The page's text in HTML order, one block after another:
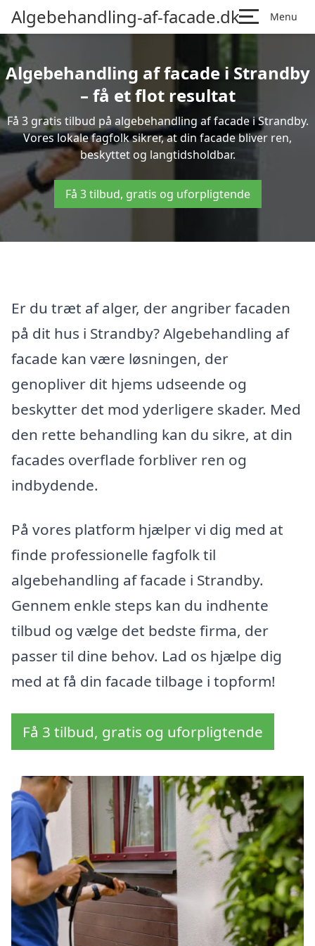
Algebehandling-af-facade.dk Menu
Algebehandling af facade i Strandby
– få et flot resultat
Få 3 gratis tilbud på algebehandling af facade i Strandby.
Vores lokale fagfolk sikrer, at din facade bliver ren,
beskyttet og langtidsholdbar.
Få 3 tilbud, gratis og uforpligtende
Er du træt af alger, der angriber facaden
på dit hus i Strandby? Algebehandling af
facade kan være løsningen, der
genopliver dit hjems udseende og
beskytter det mod yderligere skader. Med
den rette behandling kan du sikre, at din
facades overflade forbliver ren og
indbydende.
På vores platform hjælper vi dig med at
finde professionelle fagfolk til
algebehandling af facade i Strandby.
Gennem enkle steps kan du indhente
tilbud og vælge det bedste firma, der
passer til dine behov. Lad os hjælpe dig
med at få din facade tilbage i topform!
Få 3 tilbud, gratis og uforpligtende